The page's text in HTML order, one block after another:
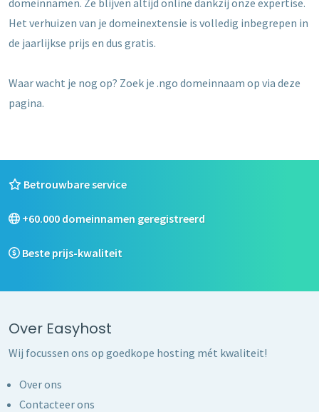
Het verhuizen van je domeinextensie is volledig inbegrepen in
de jaarlijkse prijs en dus gratis.
Waar wacht je nog op? Zoek je .ngo domeinnaam op via deze
pagina.
Betrouwbare service
+60.000 domeinnamen geregistreerd
Beste prijs-kwaliteit
Over Easyhost
Wij focussen ons op goedkope hosting mét kwaliteit!
Over ons
Contacteer ons